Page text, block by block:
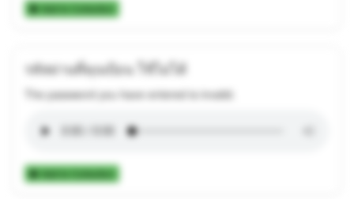
Add to Collection
รหัสผ่านที่คุณป้อน ใช้ไม่ได้
The password you have entered is invalid.
Add to Collection